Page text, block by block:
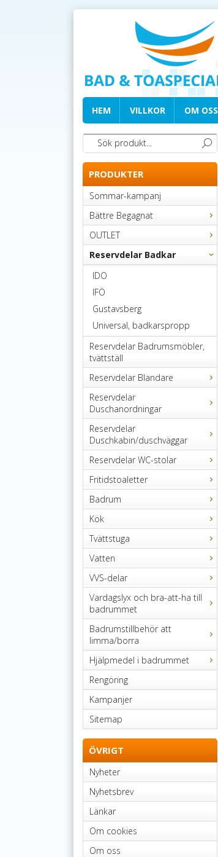
HEM VILLKOR OM OSS
PRODUKTER
Sommar-kampanj
Bättre Begagnat
OUTLET
Reservdelar Badkar
IDO
IFÖ
Gustavsberg
Universal, badkarspropp
Reservdelar Badrumsmöbler,
tvättställ
Reservdelar Blandare
Reservdelar
Duschanordningar
Reservdelar
Duschkabin/duschväggar
Reservdelar WC-stolar
Fritidstoaletter
Badrum
Kök
Tvättstuga
Vatten
VVS-delar
Vardagslyx och bra-att-ha till
badrummet
Badrumstillbehör att
limma/borra
Hjälpmedel i badrummet
Rengöring
Kampanjer
Sitemap
ÖVRIGT
Nyheter
Nyhetsbrev
Länkar
Om cookies
Om oss